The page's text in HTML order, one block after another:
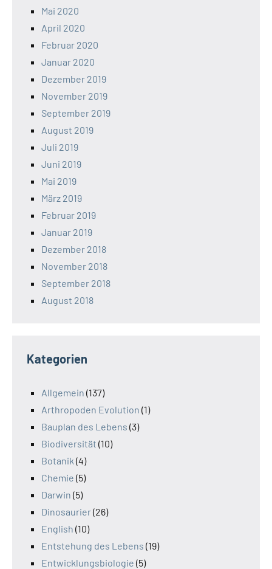
Mai 2020
April 2020
Februar 2020
Januar 2020
Dezember 2019
November 2019
September 2019
August 2019
Juli 2019
Juni 2019
Mai 2019
März 2019
Februar 2019
Januar 2019
Dezember 2018
November 2018
September 2018
August 2018
Kategorien
Allgemein (137)
Arthropoden Evolution (1)
Bauplan des Lebens (3)
Biodiversität (10)
Botanik (4)
Chemie (5)
Darwin (5)
Dinosaurier(26)
English (10)
Entstehung des Lebens (19)
Entwicklungsbiologie (5)